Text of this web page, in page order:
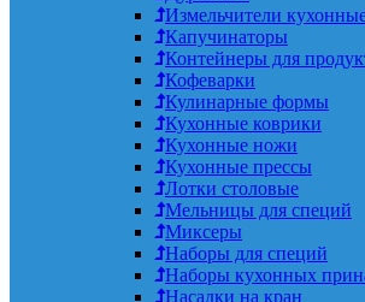
Измельчители
Капучинаторы
Контейнеры для
Кофеварки
Кулинарные формы
Кухонные коврики
Кухонные ножи
Кухонные прессы
Лотки столовые
Мельницы для специй
Миксеры
Наборы для специй
Наборы кухонных
Насадки на кран